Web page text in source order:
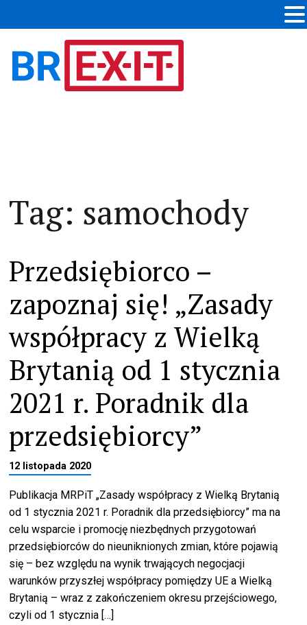
Tag: samochody
Przedsiębiorco –
zapoznaj się! „Zasady
współpracy z Wielką
Brytanią od 1 stycznia
2021 r. Poradnik dla
przedsiębiorcy”
12 listopada 2020
Publikacja MRPiT „Zasady współpracy z Wielką Brytanią
od 1 stycznia 2021 r. Poradnik dla przedsiębiorcy” ma na
celu wsparcie i promocję niezbędnych przygotowań
przedsiębiorców do nieuniknionych zmian, które pojawią
się – bez względu na wynik trwających negocjacji
warunków przyszłej współpracy pomiędzy UE a Wielką
Brytanią – wraz z zakończeniem okresu przejściowego,
czyli od 1 stycznia […]